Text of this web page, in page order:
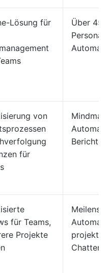
Lösung für
Über 45
von
für
für Teams,
Projekte
Chatten